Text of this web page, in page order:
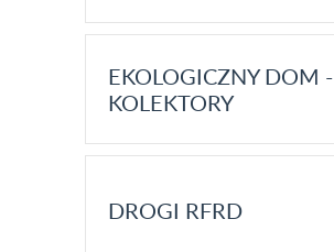
EKOLOGICZNY DOM -
KOLEKTORY
DROGI RFRD